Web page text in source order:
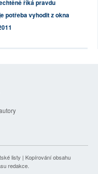
říká pravdu
potřeba vyhodit z okna
listy | Kopírování obsahu
redakce.